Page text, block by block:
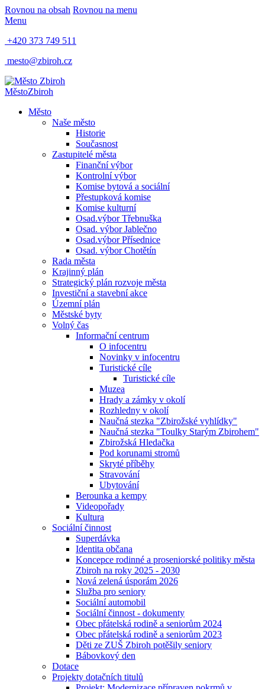
Rovnou na obsah Rovnou na menu
Menu
+420 373 749 511
mesto@zbiroh.cz
MěstoZbiroh
Město
Naše město
Historie
Současnost
Zastupitelé města
Finanční výbor
Kontrolní výbor
Komise bytová a sociální
Přestupková komise
Komise kulturní
Osad.výbor Třebnuška
Osad. výbor Jablečno
Osad.výbor Přísednice
Osad. výbor Chotětín
Rada města
Krajinný plán
Strategický plán rozvoje města
Investiční a stavební akce
Územní plán
Městské byty
Volný čas
Informační centrum
O infocentru
Novinky v infocentru
Turistické cíle
Turistické cíle
Muzea
Hrady a zámky v okolí
Rozhledny v okolí
Naučná stezka "Zbirožské vyhlídky"
Naučná stezka "Toulky Starým Zbirohem"
Zbirožská Hledačka
Pod korunami stromů
Skryté příběhy
Stravování
Ubytování
Berounka a kempy
Videopořady
Kultura
Sociální činnost
Superdávka
Identita občana
Koncepce rodinné a proseniorské politiky města
Zbiroh na roky 2025 - 2030
Nová zelená úsporám 2026
Služba pro seniory
Sociální automobil
Sociální činnost - dokumenty
Obec přátelská rodině a seniorům 2024
Obec přátelská rodině a seniorům 2023
Děti ze ZUŠ Zbiroh potěšily seniory
Bábovkový den
Dotace
Projekty dotačních titulů